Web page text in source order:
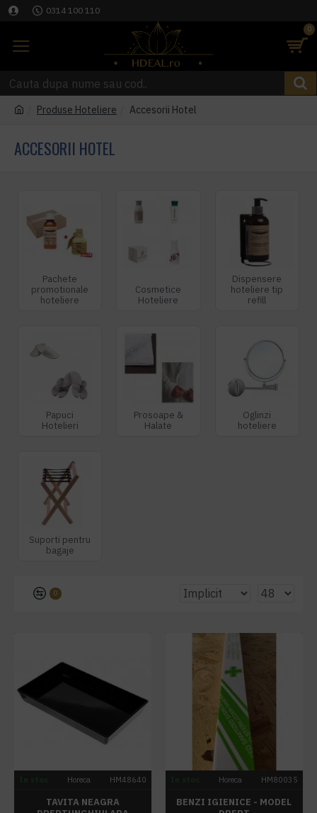
0314 100 110
0
Produse Hoteliere Accesorii Hotel
ACCESORII HOTEL
Pachete
promotionale
hoteliere
Cosmetice
Hoteliere
Dispensere
hoteliere tip
refill
Papuci
Hotelieri
Prosoape &
Halate
Oglinzi
hoteliere
Suporti pentru
bagaje
0
Horeca HM48640
TAVITA NEAGRA
Horeca HM80035
BENZI IGIENICE - MODEL